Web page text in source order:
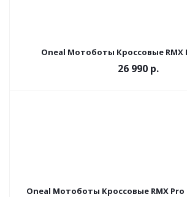
Oneal Мотоботы Кроссовые RMX
26 990 р.
Oneal Мотоботы Кроссовые RMX